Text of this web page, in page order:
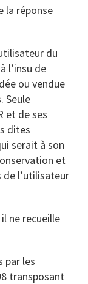
la réponse
du
l’insu de
ou vendue
Seule
et de ses
dites
serait à son
et
l’utilisateur
ne recueille
par les
transposant